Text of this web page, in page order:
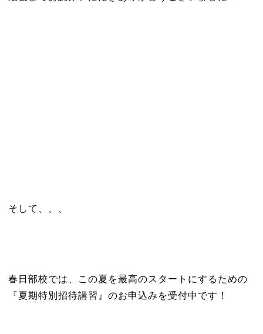
そして、、、
春日部校では、この夏を最高のスタートにするための
『夏期特別招待講習』のお申込みを受付中です！